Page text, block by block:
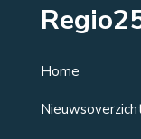
Home